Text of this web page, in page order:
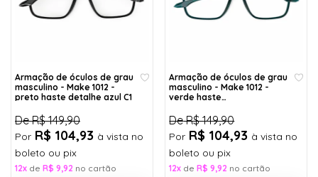
Armação de óculos de grau
masculino - Make 1012 -
preto haste detalhe azul C1
DeR$ 149,90
Por R$ 104,93 à vista no
boleto ou pix
12x de R$ 9,92 no cartão
Armação de óculos de grau
masculino - Make 1012 -
verde haste
DeR$ 149,90
Por R$ 104,93 à vista no
boleto ou pix
12x deR$ 9,92 no cartão